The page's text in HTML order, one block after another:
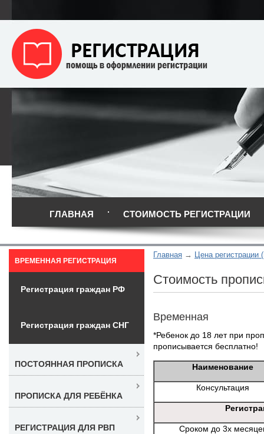
ГЛАВНАЯ СТОИМОСТЬ РЕГИСТРАЦИИ
Главная Цена регистрации
Стоимость
Временная
*Ребенок до 18 лет при
прописывается бесплатно!
Наименование
Консультация
Сроком до 3х
ВРЕМЕННАЯ РЕГИСТРАЦИЯ
Регистрация граждан РФ
Регистрация граждан СНГ
ПОСТОЯННАЯ ПРОПИСКА
ПРОПИСКА ДЛЯ РЕБЁНКА
РЕГИСТРАЦИЯ ДЛЯ РВП